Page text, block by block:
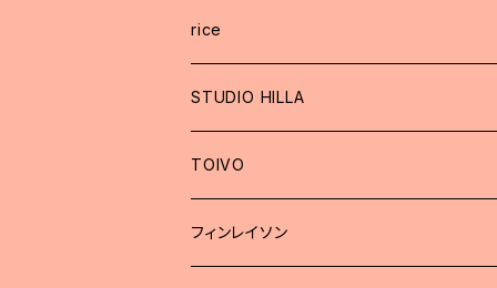
rice
STUDIO HILLA
TOIVO
フィンレイソン